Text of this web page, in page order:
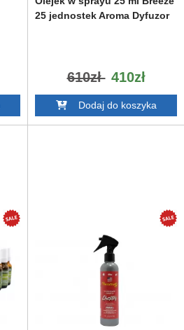
25 jednostek Aroma Dyfuzor
610zł 410zł
Dodaj do koszyka